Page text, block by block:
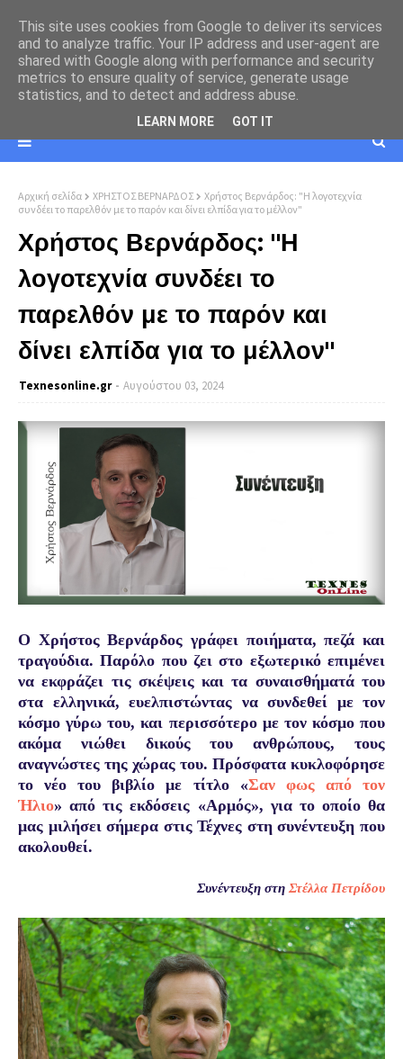
Αρχική σελίδα ΧΡΗΣΤΟΣ ΒΕΡΝΑΡΔΟΣ
Χρήστος Βερνάρδος: "Η λογοτεχνία
συνδέει το παρελθόν με το παρόν και δίνει ελπίδα για το μέλλον"
Χρήστος Βερνάρδος: "Η
λογοτεχνία συνδέει το
παρελθόν με το παρόν και
δίνει ελπίδα για το μέλλον"
Texnesοnline.gr Αυγούστου 03, 2024
Ο Χρήστος Βερνάρδος γράφει ποιήματα, πεζά και
τραγούδια. Παρόλο που ζει στο εξωτερικό επιμένει
να εκφράζει τις σκέψεις και τα συναισθήματά του
στα ελληνικά, ευελπιστώντας να συνδεθεί με τον
κόσμο γύρω του, και περισσότερο με τον κόσμο που
ακόμα νιώθει δικούς του ανθρώπους, τους
αναγνώστες της χώρας του. Πρόσφατα κυκλοφόρησε
το νέο του βιβλίομε τίτλο «Σαν φως από τον
Ήλιο»από τις εκδόσεις «Αρμός», για το οποίο θα
μας μιλήσει σήμερα στις Τέχνες στη συνέντευξη που
ακολουθεί.
Συνέντευξη στη Στέλλα Πετρίδου
This site uses cookies from Google to deliver its services
and to analyze traffic. Your IP address and user-agent are
shared with Google along with performance and security
metrics to ensure quality of service, generate usage
statistics, and to detect and address abuse.
LEARN MORE GOT IT